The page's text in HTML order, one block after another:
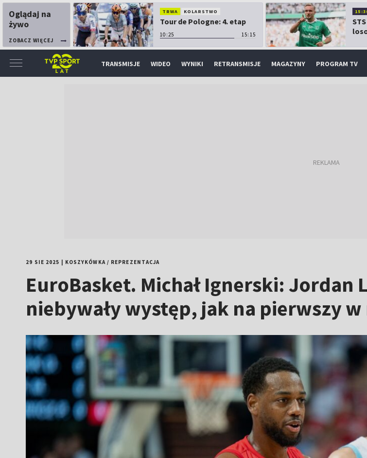
Oglądaj na
żywo
ZOBACZ WIĘCEJ
TRWA KOLARSTWO
Tour de Pologne: 4. etap
10:25 15:15
TRANSMISJE WIDEO WYNIKI RETRANSMISJE MAGAZYNY PROGRAM TV
29 SIE 2025 KOSZYKÓWKA/ REPREZENTACJA
EuroBasket. Michał Ignerski: Jordan
niebywały występ, jak na pierwszy